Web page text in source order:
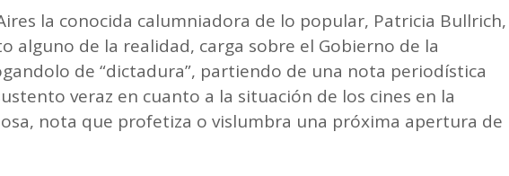
la conocida calumniadora de lo popular, Patricia Bullrich,
alguno de la realidad, carga sobre el Gobierno de la
de “dictadura”, partiendo de una nota periodística
veraz en cuanto a la situación de los cines en la
nota que profetiza o vislumbra una próxima apertura de